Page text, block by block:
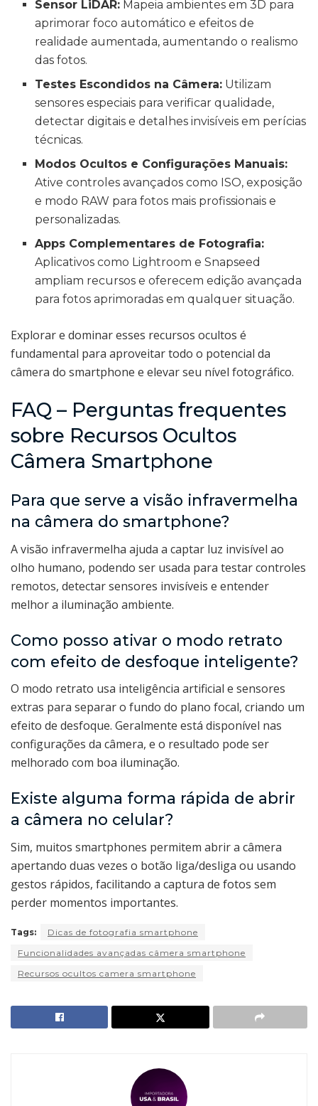
Sensor LiDAR: Mapeia ambientes em 3D para
aprimorar foco automático e efeitos de
realidade aumentada, aumentando o realismo
das fotos.
Testes Escondidos na Câmera: Utilizam
sensores especiais para verificar qualidade,
detectar digitais e detalhes invisíveis em perícias
técnicas.
Modos Ocultos e Configurações Manuais:
Ative controles avançados como ISO, exposição
e modo RAW para fotos mais profissionais e
personalizadas.
Apps Complementares de Fotografia:
Aplicativos como Lightroom e Snapseed
ampliam recursos e oferecem edição avançada
para fotos aprimoradas em qualquer situação.
Explorar e dominar esses recursos ocultos é
fundamental para aproveitar todo o potencial da
câmera do smartphone e elevar seu nível fotográfico.
FAQ – Perguntas frequentes
sobre Recursos Ocultos
Câmera Smartphone
Para que serve a visão infravermelha
na câmera do smartphone?
A visão infravermelha ajuda a captar luz invisível ao
olho humano, podendo ser usada para testar controles
remotos, detectar sensores invisíveis e entender
melhor a iluminação ambiente.
Como posso ativar o modo retrato
com efeito de desfoque inteligente?
O modo retrato usa inteligência artificial e sensores
extras para separar o fundo do plano focal, criando um
efeito de desfoque. Geralmente está disponível nas
configurações da câmera, e o resultado pode ser
melhorado com boa iluminação.
Existe alguma forma rápida de abrir
a câmera no celular?
Sim, muitos smartphones permitem abrir a câmera
apertando duas vezes o botão liga/desliga ou usando
gestos rápidos, facilitando a captura de fotos sem
perder momentos importantes.
Tags:
Dicas de fotografia smartphone
Funcionalidades avançadas câmera smartphone
Recursos ocultos camera smartphone